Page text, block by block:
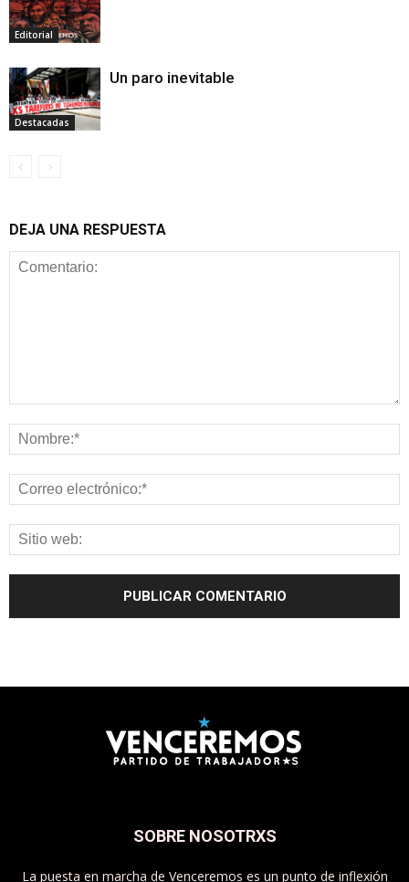
Editorial
Destacadas
Un paro inevitable
DEJA UNA RESPUESTA
SOBRE NOSOTRXS
La puesta en marcha de Venceremos es un punto de inflexión